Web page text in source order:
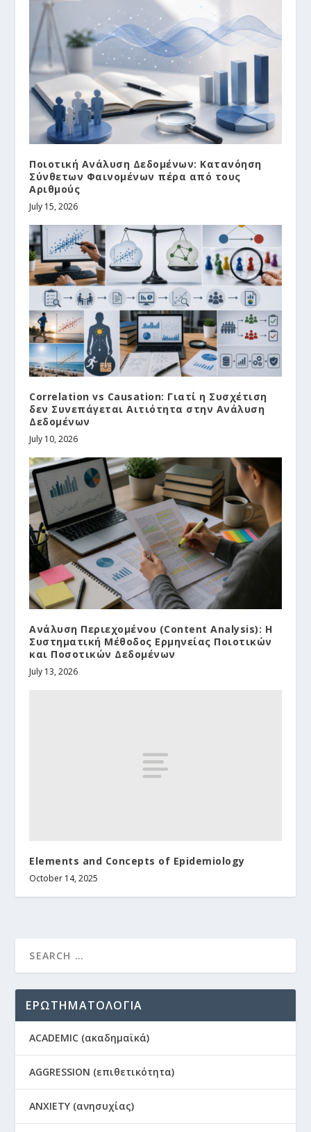
Ποιοτική Ανάλυση Δεδομένων: Κατανόηση
Σύνθετων Φαινομένων πέρα από τους
Αριθμούς
July 15, 2026
Correlation vs Causation: Γιατί η Συσχέτιση
δεν Συνεπάγεται Αιτιότητα στην Ανάλυση
Δεδομένων
July 10, 2026
Ανάλυση Περιεχομένου (Content Analysis): Η
Συστηματική Μέθοδος Ερμηνείας Ποιοτικών
και Ποσοτικών Δεδομένων
July 13, 2026
Elements and Concepts of Epidemiology
October 14, 2025
ΕΡΩΤΗΜΑΤΟΛΟΓΙΑ
ACADEMIC (ακαδημαϊκά)
AGGRESSION (επιθετικότητα)
ANXIETY (ανησυχίας)